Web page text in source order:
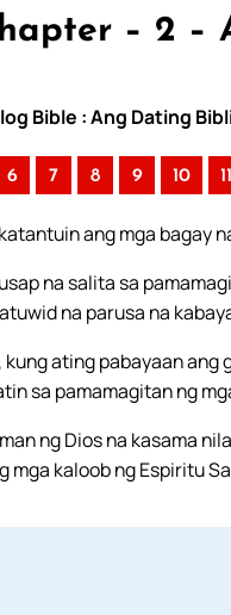
– 2 –
Bible : Ang Dating
6 7 8 9 10 11
ang mga bagay
na salita sa
na parusa na
ating pabayaan
sa pamamagitan ng
ng Dios na kasama
mga kaloob ng Espiritu